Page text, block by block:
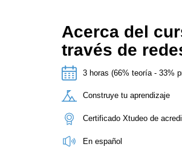
Acerca del
través de
3 horas (66% teoría - 33%
Construye tu aprendizaje
Certificado Xtudeo de
En español